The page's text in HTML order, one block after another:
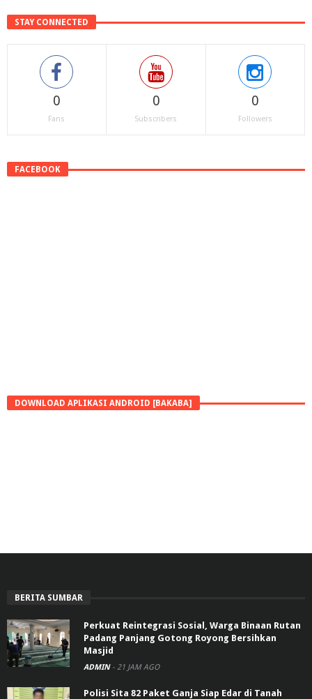
STAY CONNECTED
0
Fans
0
Subscribers
0
Followers
FACEBOOK
DOWNLOAD APLIKASI ANDROID [BAKABA]
BERITA SUMBAR
Perkuat Reintegrasi Sosial, Warga Binaan Rutan
Padang Panjang Gotong Royong Bersihkan
Masjid
ADMIN - 21 JAM AGO
Polisi Sita 82 Paket Ganja Siap Edar di Tanah